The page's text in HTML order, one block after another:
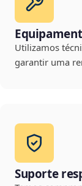
Utilizamos
garantir uma
Suporte